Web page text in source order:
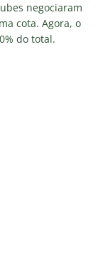
negociaram
cota. Agora, o
do total.